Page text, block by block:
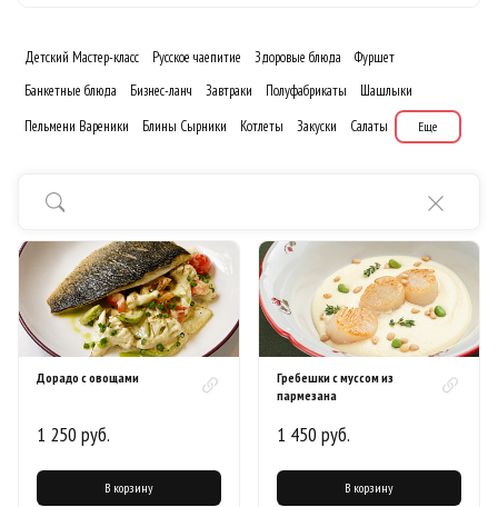
Детский Мастер-класс Русское чаепитие Здоровые блюда
Фуршет
Банкетные блюда
Бизнес-ланч Завтраки Полуфабрикаты
Шашлыки
Пельмени Вареники
Блины Сырники Котлеты Закуски Салаты Еще
Дорадо с овощами
1 250 руб.
В корзину
Гребешки с муссом из
пармезана
1 450 руб.
В корзину